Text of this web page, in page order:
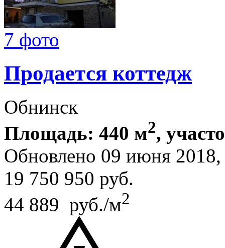
7 фото
Продается коттедж
Обнинск
Площадь: 440 м2,
Обновлено 09 июня
19 750 950 руб.
44 889 руб./м2